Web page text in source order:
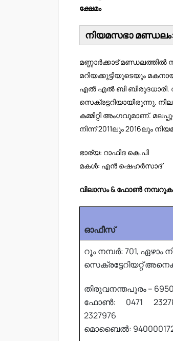
ക്ഷേമം
നിയമസഭാ മണ്ഡലം:
മണ്ണാർക്കാട് മണ്ഡലത്തിൽ
മറിയക്കുട്ടിയുടെയും
എൽ എൽ ബി
സെക്രട്ടറിയായിരുന്നു.
കമ്മിറ്റി അംഗവുമാണ്.
നിന്ന് 2011ലും 2016ലും
ഭാര്യ: റാഫിദ കെ.പി
മകൾ: എൻ ഷെഹർസാദ്
വിലാസം & ഫോൺ
ഓഫീസ്
റൂം നമ്പർ: 701, ഏഴാം
സെക്രട്ടേറിയറ്റ്
തിരുവനന്തപുരം –
ഫോൺ: 0471
2327976
മൊബൈൽ: